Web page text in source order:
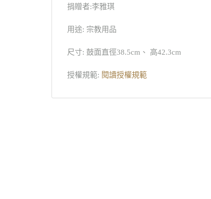
捐贈者:李雅琪
用途: 宗教用品
尺寸: 鼓面直徑38.5cm、 高42.3cm
授權規範: 閱讀授權規範